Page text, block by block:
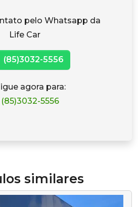
pelo Whatsapp da
Life Car
(85)3032-5556
agora para:
5556
similares